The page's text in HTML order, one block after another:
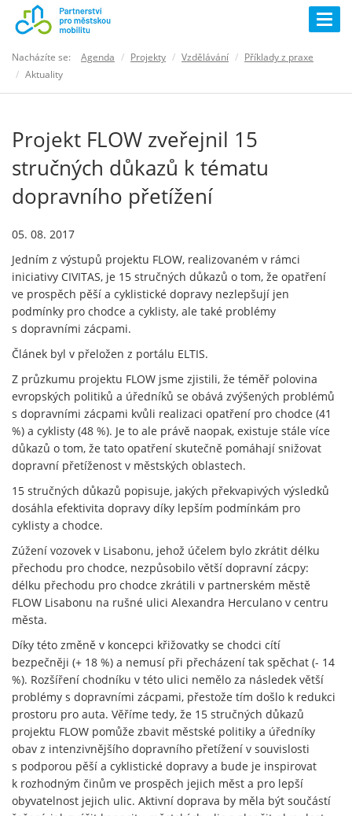
Nacházíte se: Agenda Projekty Vzdělávání
Příklady z praxe
Aktuality
Projekt FLOW zveřejnil 15
stručných důkazů k tématu
dopravního přetížení
05. 08. 2017
Jedním z výstupů projektu FLOW, realizovaném v rámci
iniciativy CIVITAS, je 15 stručných důkazů o tom, že opatření
ve prospěch pěší a cyklistické dopravy nezlepšují jen
podmínky pro chodce a cyklisty, ale také problémy
s dopravními zácpami.
Článek byl v přeložen z portálu ELTIS.
Z průzkumu projektu FLOW jsme zjistili, že téměř polovina
evropských politiků a úředníků se obává zvýšených problémů
s dopravními zácpami kvůli realizaci opatření pro chodce (41
%) a cyklisty (48 %). Je to ale právě naopak, existuje stále více
důkazů o tom, že tato opatření skutečně pomáhají snižovat
dopravní přetíženost v městských oblastech.
15 stručných důkazů popisuje, jakých překvapivých výsledků
dosáhla efektivita dopravy díky lepším podmínkám pro
cyklisty a chodce.
Zúžení vozovek v Lisabonu, jehož účelem bylo zkrátit délku
přechodu pro chodce, nezpůsobilo větší dopravní zácpy:
délku přechodu pro chodce zkrátili v partnerském městě
FLOW Lisabonu na rušné ulici Alexandra Herculano v centru
města.
Díky této změně v koncepci křižovatky se chodci cítí
bezpečněji (+ 18 %) a nemusí při přecházení tak spěchat (- 14
%). Rozšíření chodníku v této ulici nemělo za následek větší
problémy s dopravními zácpami, přestože tím došlo k redukci
prostoru pro auta. Věříme tedy, že 15 stručných důkazů
projektu FLOW pomůže zbavit městské politiky a úředníky
obav z intenzivnějšího dopravního přetížení v souvislosti
s podporou pěší a cyklistické dopravy a bude je inspirovat
k rozhodným činům ve prospěch jejich měst a pro lepší
obyvatelnost jejich ulic. Aktivní doprava by měla být součástí